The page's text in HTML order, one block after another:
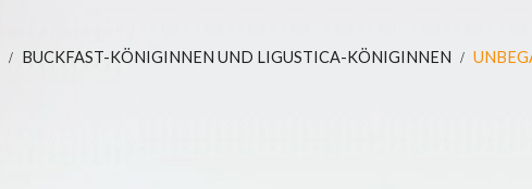
BUCKFAST-KÖNIGINNEN UND LIGUSTICA-KÖNIGINNEN